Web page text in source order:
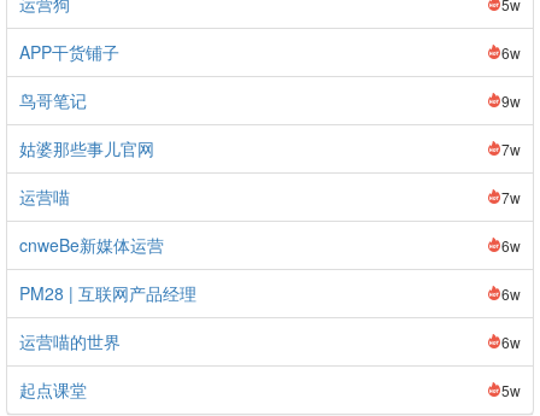
APP干货铺子 6w
鸟哥笔记 9w
姑婆那些事儿官网 7w
运营喵 7w
cnweBe新媒体运营 6w
PM28 | 互联网产品经理 6w
运营喵的世界 6w
起点课堂 5w